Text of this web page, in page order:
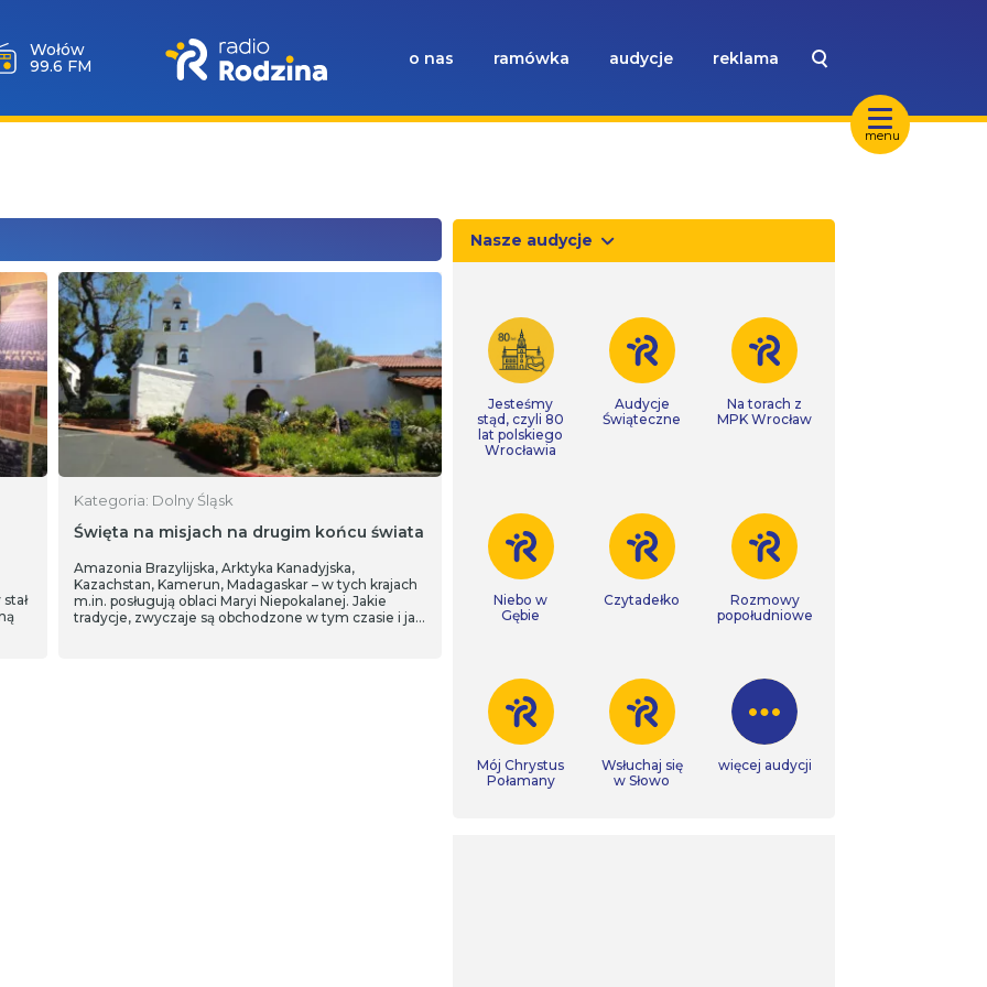
menu
Wołów
99.6 FM
o nas ramówka audycje reklama
Kategoria: Dolny Śląsk
Święta na misjach na drugim końcu świata
Amazonia Brazylijska, Arktyka Kanadyjska,
Kazachstan, Kamerun, Madagaskar – w tych krajach
m.in. posługują oblaci Maryi Niepokalanej. Jakie
tradycje, zwyczaje są obchodzone w tym czasie i jak
Nasze audycje
Jesteśmy
stąd, czyli 80
lat polskiego
Wrocławia
Audycje
Świąteczne
Na torach z
MPK Wrocław
Niebo w
Gębie
Czytadełko
Rozmowy
popołudniowe
Mój Chrystus
Połamany
Wsłuchaj się
w Słowo
więcej audycji